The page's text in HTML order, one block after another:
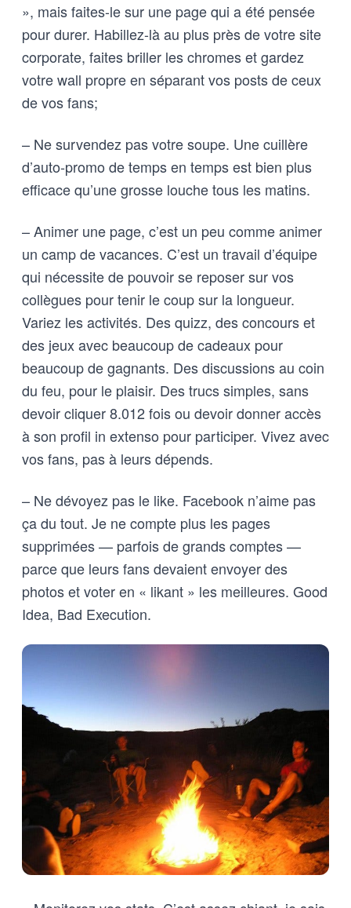
», mais faites-le sur une page qui a été pensée
pour durer. Habillez-là au plus près de votre site
corporate, faites briller les chromes et gardez
votre wall propre en séparant vos posts de ceux
de vos fans;
– Ne survendez pas votre soupe. Une cuillère
d’auto-promo de temps en temps est bien plus
efficace qu’une grosse louche tous les matins.
– Animer une page, c’est un peu comme animer
un camp de vacances. C’est un travail d’équipe
qui nécessite de pouvoir se reposer sur vos
collègues pour tenir le coup sur la longueur.
Variez les activités. Des quizz, des concours et
des jeux avec beaucoup de cadeaux pour
beaucoup de gagnants. Des discussions au coin
du feu, pour le plaisir. Des trucs simples, sans
devoir cliquer 8.012 fois ou devoir donner accès
à son profil in extenso pour participer. Vivez avec
vos fans, pas à leurs dépends.
– Ne dévoyez pas le like. Facebook n’aime pas
ça du tout. Je ne compte plus les pages
supprimées — parfois de grands comptes —
parce que leurs fans devaient envoyer des
photos et voter en « likant » les meilleures. Good
Idea, Bad Execution.